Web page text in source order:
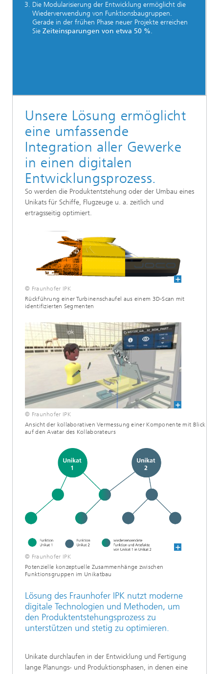
Die Modularisierung der Entwicklung ermöglicht die
Wiederverwendung von Funktionsbaugruppen.
Gerade in der frühen Phase neuer Projekte erreichen
Sie Zeiteinsparungen von etwa 50 %.
Unsere Lösung ermöglicht
eine umfassende
Integration aller Gewerke
in einen digitalen
Entwicklungsprozess.
So werden die Produktentstehung oder der Umbau eines
Unikats für Schiffe, Flugzeuge u. a. zeitlich und
ertragsseitig optimiert.
© Fraunhofer IPK
Rückführung einer Turbinenschaufel aus einem 3D-Scan mit
identifizierten Segmenten
© Fraunhofer IPK
Ansicht der kollaborativen Vermessung einer Komponente mit Blick
auf den Avatar des Kollaborateurs
© Fraunhofer IPK
Potenzielle konzeptuelle Zusammenhänge zwischen
Funktionsgruppen im Unikatbau
Lösung des Fraunhofer IPK nutzt moderne
digitale Technologien und Methoden, um
den Produktentstehungsprozess zu
unterstützen und stetig zu optimieren.
Unikate durchlaufen in der Entwicklung und Fertigung
lange Planungs- und Produktionsphasen, in denen eine